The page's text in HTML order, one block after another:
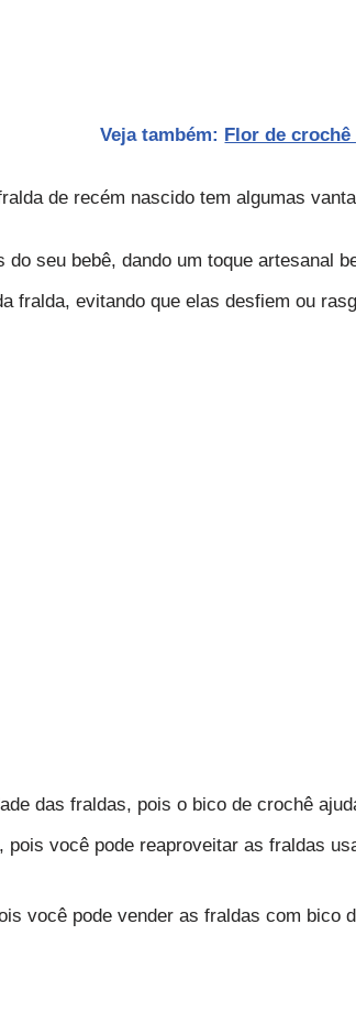
Veja também: Flor de
de recém nascido tem algumas
do seu bebê, dando um toque artesanal
fralda, evitando que elas desfiem ou
das fraldas, pois o bico de crochê
pois você pode reaproveitar as fraldas
você pode vender as fraldas com bico